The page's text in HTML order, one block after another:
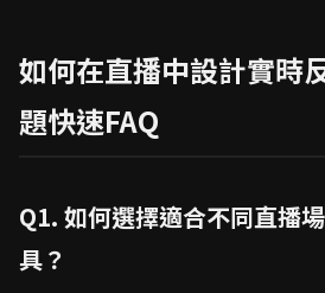
如何在直播中設計實時
題快速FAQ
Q1. 如何選擇適合不同直播
具？